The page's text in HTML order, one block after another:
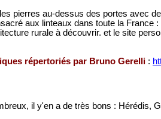
pierres au-dessus des portes avec
aux linteaux dans toute la France :
rurale à découvrir. et le site
répertoriés par Bruno Gerelli :
il y'en a de très bons : Hérédis,